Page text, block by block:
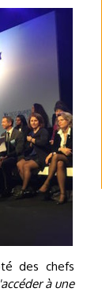
des chefs
à une